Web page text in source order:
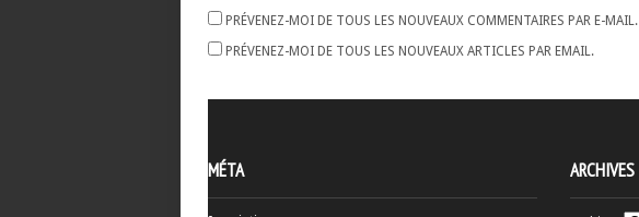
PRÉVENEZ-MOI DE TOUS LES NOUVEAUX COMMENTAIRES PAR E-MAIL.
PRÉVENEZ-MOI DE TOUS LES NOUVEAUX ARTICLES PAR EMAIL.
MÉTA ARCHIVES